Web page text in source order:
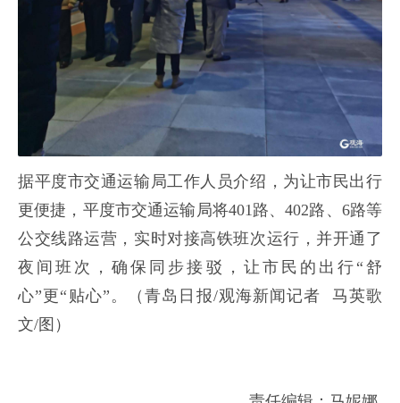
据平度市交通运输局工作人员介绍，为让市民出行
更便捷，平度市交通运输局将401路、402路、6路等
公交线路运营，实时对接高铁班次运行，并开通了
夜间班次，确保同步接驳，让市民的出行“舒
心”更“贴心”。
（青岛日报/观海新闻记者 马英歌
文/图）